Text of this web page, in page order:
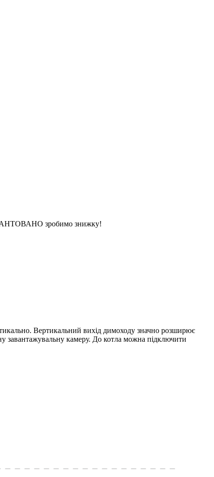
зробимо знижку!
Вертикальний вихід димоходу значно розширює
завантажувальну камеру. До котла можна підключити